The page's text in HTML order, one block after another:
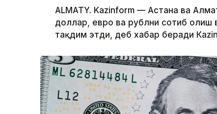
ALMATY. Kazinform — Астана ва
доллар, евро ва рублни сотиб олиш
тақдим этди, деб хабар беради